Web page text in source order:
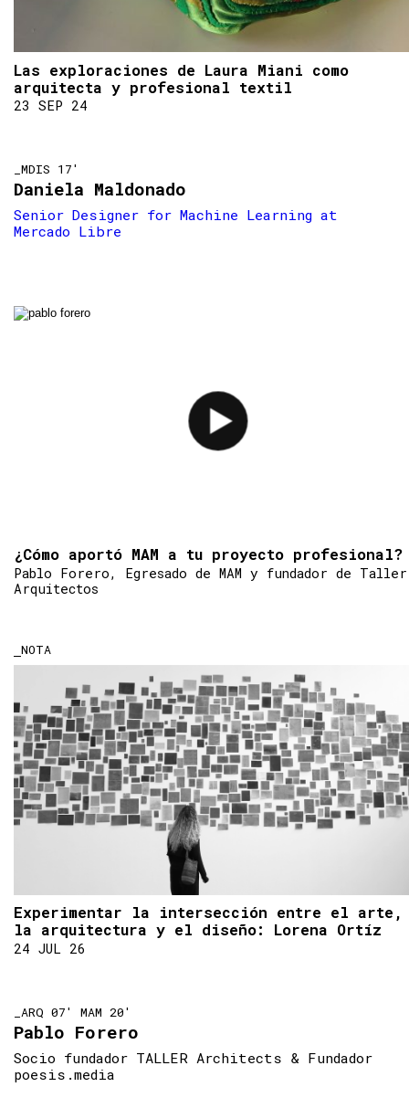
Las exploraciones de Laura Miani como
arquitecta y profesional textil
23 SEP 24
_MDIS 17'
Daniela Maldonado
Senior Designer for Machine Learning at
Mercado Libre
¿Cómo aportó MAM a tu proyecto profesional?
Pablo Forero, Egresado de MAM y fundador de Taller
Arquitectos
NOTA
Experimentar la intersección entre el arte,
la arquitectura y el diseño: Lorena Ortíz
24 JUL 26
_ARQ 07' MAM 20'
Pablo Forero
Socio fundador TALLER Architects & Fundador
poesis.media